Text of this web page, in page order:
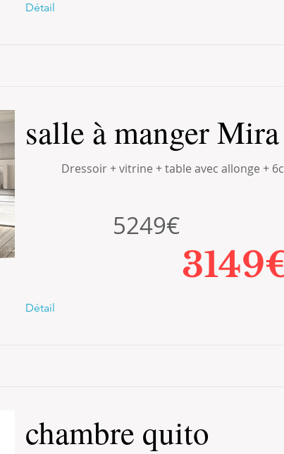
Détail
salle à manger Mira
Dressoir + vitrine + table avec allonge +
5249€
Détail
chambre quito